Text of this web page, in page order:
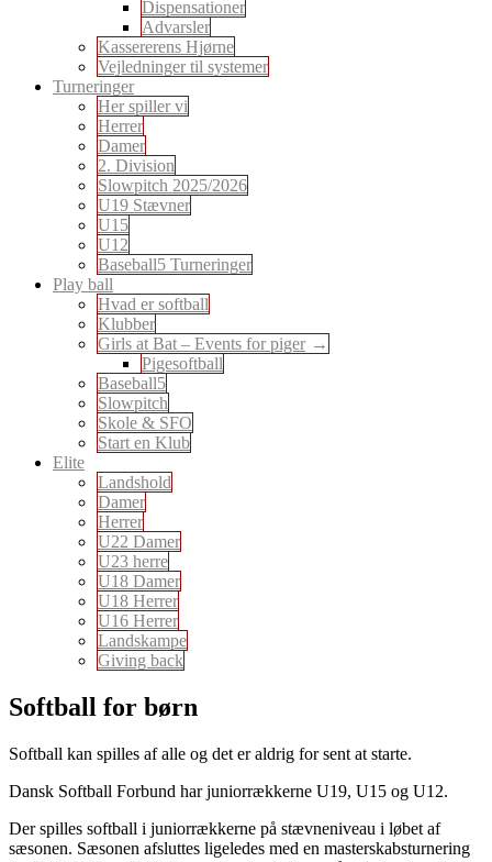
Dispensationer
Advarsler
Kassererens Hjørne
Vejledninger til systemer
Turneringer
Her spiller vi
Herrer
Damer
2. Division
Slowpitch 2025/2026
U19 Stævner
U15
U12
Baseball5 Turneringer
Play ball
Hvad er softball
Klubber
Girls at Bat – Events for piger
Pigesoftball
Baseball5
Slowpitch
Skole & SFO
Start en Klub
Elite
Landshold
Damer
Herrer
U22 Damer
U23 herre
U18 Damer
U18 Herrer
U16 Herrer
Landskampe
Giving back
Softball for børn
Softball kan spilles af alle og det er aldrig for sent at starte.
Dansk Softball Forbund har juniorrækkerne U19, U15 og U12.
Der spilles softball i juniorrækkerne på stævneniveau i løbet af
sæsonen. Sæsonen afsluttes ligeledes med en masterskabsturnering